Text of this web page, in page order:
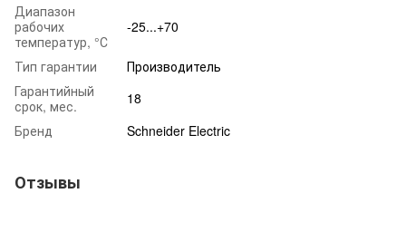
Диапазон
рабочих
температур, °С
-25...+70
Тип гарантии
Производитель
Гарантийный
срок, мес.
18
Бренд
Schneider Electric
Отзывы